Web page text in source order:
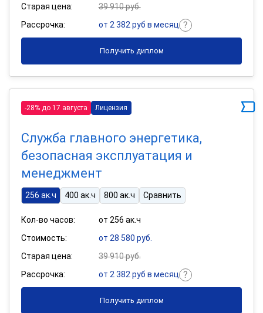
Старая цена:
39 910 руб.
Рассрочка:
от 2 382 руб в месяц
Получить диплом
-28% до 17 августа Лицензия
Служба главного энергетика,
безопасная эксплуатация и
менеджмент
256 ак.ч 400 ак.ч 800 ак.ч Сравнить
Кол-во часов:
от 256 ак.ч
Стоимость:
от 28 580 руб.
Старая цена:
39 910 руб.
Рассрочка:
от 2 382 руб в месяц
Получить диплом